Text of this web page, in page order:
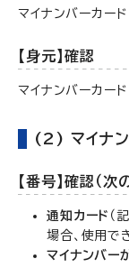
マイナンバーカード
【身元】確認
マイナンバーカード
(2) マイナン
【番号】確認（
通知カード （
場合、使用で
マイナンバー